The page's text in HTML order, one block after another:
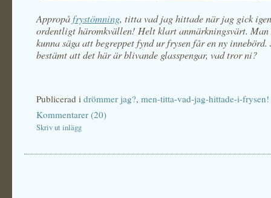
Appropåfrystömning, titta vad jag hittade när jag gick
ordentligt häromkvällen! Helt klart anmärkningsvärt. Man
kunna säga att begreppet fynd ur frysen får en ny
bestämt att det här är blivande glasspengar, vad tror ni?
Publicerad i drömmer jag?, men-titta-vad-jag-hittade-i-frysen!
Kommentarer (20)
Skriv ut inlägg